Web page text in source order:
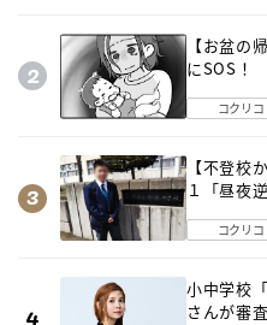
【お盆の
にSOS！
コクリコ
【不登校
１「昼夜
コクリコ
小中学校
さんが審